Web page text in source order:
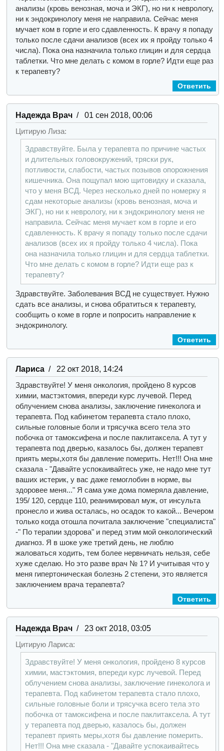
анализы (кровь венозная, моча и ЭКГ), но ни к неврологу,
ни к эндокринологу меня не направила. Сейчас меня
мучает ком в горле и его сдавленность. К врачу я попаду
только после сдачи анализов (всех их я пройду только 4
числа). Пока она назначила только глицин и для сердца
таблетки. Что мне делать с комом в горле? Идти еще раз
к терапевту?
Ответить
Надежда Врач/ 01 сен 2018, 00:06
Цитирую Лиза:
Здравствуйте. Была у терапевта по причине частых
и длительных головокружений, тряски рук,
потливости, слабости, частых позывов опорожнения
кишечника. Она пощупал мою щитовидку и сказала,
что у меня ВСД. Через несколько дней по номерку я
сдам некоторые анализы (кровь венозная, моча и
ЭКГ), но ни к неврологу, ни к эндокринологу меня не
направила. Сейчас меня мучает ком в горле и его
сдавленность. К врачу я попаду только после сдачи
анализов (всех их я пройду только 4 числа). Пока
она назначила только глицин и для сердца таблетки.
Что мне делать с комом в горле? Идти еще раз к
терапевту?
Здравствуйте.Заболевания ВСД не существует. Нужно
сдать все анализы, и снова обратиться к терапевту,
сообщить о коме в горле и попросить направление к
эндокринологу.
Ответить
Лариса/ 22 окт 2018, 14:24
Здравствуйте! У меня онкология, пройдено 8 курсов
химии, мастэктомия, впереди курс лучевой. Перед
облучением снова анализы, заключение гинеколога и
терапевта. Под кабинетом терапевта стало плохо,
сильные головные боли и трясучка всего тела это
побочка от тамоксифена и после паклитаксела. А тут у
терапевта под дверью, казалось бы, должен терапевт
приять меры,хотя бы давление померить. Нет!!! Она мне
сказала - "Давайте успокаивайтесь уже, не надо мне тут
ваших истерик, у вас даже гемоглобин в норме, вы
здоровее меня..." Я сама уже дома померяла давление,
195/ 120, сердце 110, реанимировал муж, от инсульта
пронесло и жива осталась, но осадок то какой... Вечером
только когда отошла почитала заключение "специалиста"
-" По терапии здорова" и перед этим мой онкологический
диагноз. Я в шоке уже третий день, не люблю
жаловаться ходить, тем более нервничать нельзя, себе
хуже сделаю. Но это разве врач № 1? И учитывая что у
меня гипертоническая болезнь 2 степени, это является
заключением врача терапевта?
Ответить
Надежда Врач/ 23 окт 2018, 03:05
Цитирую Лариса:
Здравствуйте! У меня онкология, пройдено 8 курсов
химии, мастэктомия, впереди курс лучевой. Перед
облучением снова анализы, заключение гинеколога и
терапевта. Под кабинетом терапевта стало плохо,
сильные головные боли и трясучка всего тела это
побочка от тамоксифена и после паклитаксела. А тут
у терапевта под дверью, казалось бы, должен
терапевт приять меры,хотя бы давление померить.
Нет!!! Она мне сказала - "Давайте успокаивайтесь